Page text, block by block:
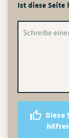
Ist diese Seite